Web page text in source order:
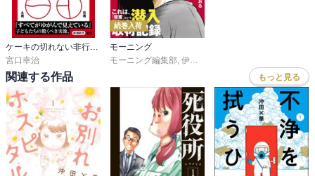
宮口幸治
続巻入荷
モーニング
モーニング編集部 伊咲智太
関連する作品 もっと見る